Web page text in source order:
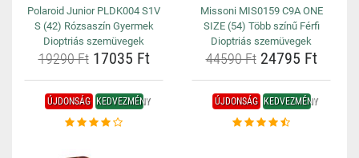
Polaroid Junior PLDK004 S1V
S (42) Rózsaszín Gyermek
Dioptriás szemüvegek
19290 Ft17035 Ft
Missoni MIS0159 C9A ONE
SIZE (54) Több színű Férfi
Dioptriás szemüvegek
44590 Ft24795 Ft
ÚJDONSÁG KEDVEZMÉNY ÚJDONSÁG KEDVEZMÉNY